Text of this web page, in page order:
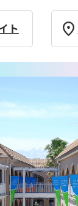
ト